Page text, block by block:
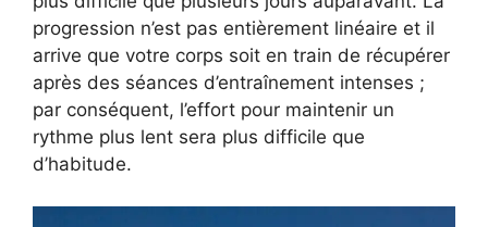
progression n’est pas entièrement linéaire et il
arrive que votre corps soit en train de récupérer
après des séances d’entraînement intenses ;
par conséquent, l’effort pour maintenir un
rythme plus lent sera plus difficile que
d’habitude.